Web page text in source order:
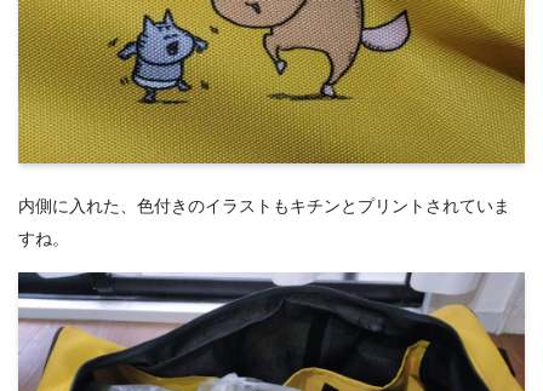
内側に入れた、色付きのイラストもキチンとプリントされていま
すね。